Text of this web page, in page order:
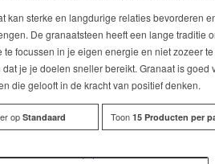
kan sterke en langdurige relaties bevorderen
De granaatsteen heeft een lange traditie
te focussen in je eigen energie en niet zozeer
dat je je doelen sneller bereikt. Granaat is
die gelooft in de kracht van positief denken.
opStandaard Toon 15 Producten per